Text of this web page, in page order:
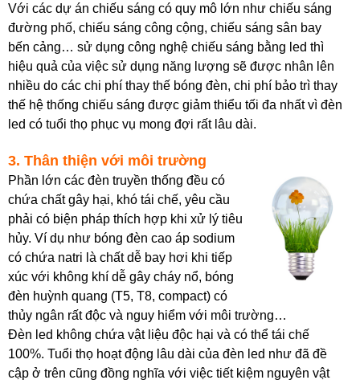
Với các dự án chiếu sáng có quy mô lớn như chiếu sáng
đường phố, chiếu sáng công cộng, chiếu sáng sân bay
bến cảng… sử dụng công nghệ chiếu sáng bằng led thì
hiệu quả của việc sử dụng năng lượng sẽ được nhân lên
nhiều do các chi phí thay thế bóng đèn, chi phí bảo trì thay
thế hệ thống chiếu sáng được giảm thiểu tối đa nhất vì đèn
led có tuổi thọ phục vụ mong đợi rất lâu dài.
3. Thân thiện với môi trường
Phần lớn các đèn truyền thống đều có
chứa chất gây hại, khó tái chế, yêu cầu
phải có biện pháp thích hợp khi xử lý tiêu
hủy. Ví dụ như bóng đèn cao áp sodium
có chứa natri là chất dễ bay hơi khi tiếp
xúc với không khí dễ gây cháy nổ, bóng
đèn huỳnh quang (T5, T8, compact) có
thủy ngân rất độc và nguy hiểm với môi trường…
Đèn led không chứa vật liệu độc hại và có thể tái chế
100%. Tuổi thọ hoạt động lâu dài của đèn led như đã đề
cập ở trên cũng đồng nghĩa với việc tiết kiệm nguyên vật